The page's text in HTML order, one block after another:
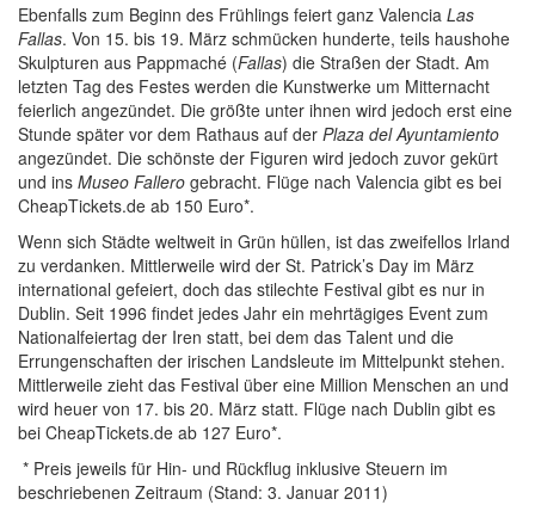
Ebenfalls zum Beginn des Frühlings feiert ganz Valencia Las
Fallas. Von 15. bis 19. März schmücken hunderte, teils haushohe
Skulpturen aus Pappmaché (Fallas) die Straßen der Stadt. Am
letzten Tag des Festes werden die Kunstwerke um Mitternacht
feierlich angezündet. Die größte unter ihnen wird jedoch erst eine
Stunde später vor dem Rathaus auf der Plaza del Ayuntamiento
angezündet. Die schönste der Figuren wird jedoch zuvor gekürt
und ins Museo Fallero gebracht. Flüge nach Valencia gibt es bei
CheapTickets.de ab 150 Euro*.
Wenn sich Städte weltweit in Grün hüllen, ist das zweifellos Irland
zu verdanken. Mittlerweile wird der St. Patrick’s Day im März
international gefeiert, doch das stilechte Festival gibt es nur in
Dublin. Seit 1996 findet jedes Jahr ein mehrtägiges Event zum
Nationalfeiertag der Iren statt, bei dem das Talent und die
Errungenschaften der irischen Landsleute im Mittelpunkt stehen.
Mittlerweile zieht das Festival über eine Million Menschen an und
wird heuer von 17. bis 20. März statt. Flüge nach Dublin gibt es
bei CheapTickets.de ab 127 Euro*.
* Preis jeweils für Hin- und Rückflug inklusive Steuern im
beschriebenen Zeitraum (Stand: 3. Januar 2011)